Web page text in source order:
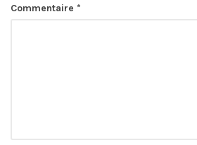
Commentaire *